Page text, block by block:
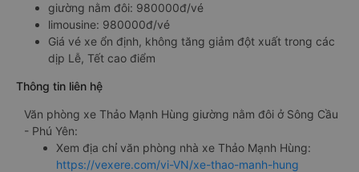
giường nằm đôi: 980000đ/vé
limousine: 980000đ/vé
Giá vé xe ổn định, không tăng giảm đột xuất trong các
dịp Lễ, Tết cao điểm
Thông tin liên hệ
Văn phòng xe Thảo Mạnh Hùng giường nằm đôi ở Sông Cầu
- Phú Yên:
Xem địa chỉ văn phòng nhà xe Thảo Mạnh Hùng:
https://vexere.com/vi-VN/xe-thao-manh-hung